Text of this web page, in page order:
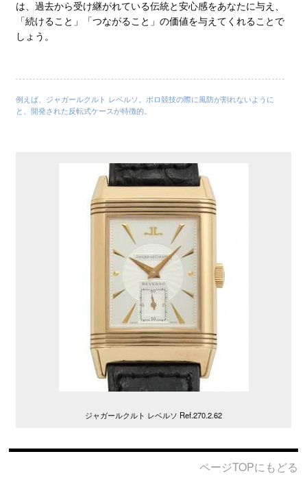
は、過去から受け継がれている伝統と安心感をあなたに与え、
「続けること」「つながること」の価値を与えてくれることで
しょう。
例えば、ジャガールクルト レベルソ。ポロ競技の際に風防が割れないように
と、開発された反転式ケースが特徴的。
ジャガールクルト レベルソ Ref.270.2.62
ページTOPにもどる